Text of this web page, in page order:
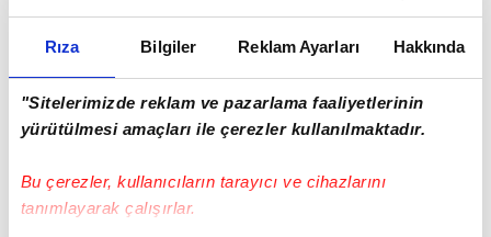
Rıza Bilgiler Reklam Ayarları Hakkında
"Sitelerimizde reklam ve pazarlama faaliyetlerinin
yürütülmesi amaçları ile çerezler kullanılmaktadır.
Bu çerezler, kullanıcıların tarayıcı ve cihazlarını
tanımlayarak çalışırlar.